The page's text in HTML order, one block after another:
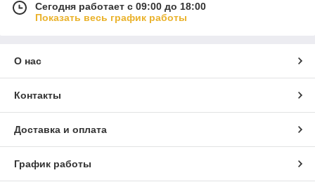
Сегодня работает с 09:00 до 18:00
Показать весь график работы
О нас
Контакты
Доставка и оплата
График работы